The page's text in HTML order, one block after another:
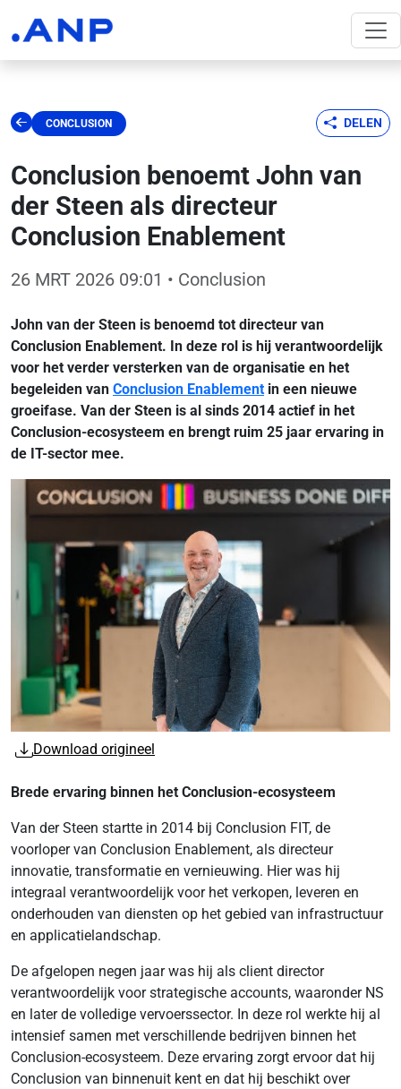
CONCLUSION DELEN
Conclusion benoemt John van
der Steen als directeur
Conclusion Enablement
26 MRT 2026 09:01 • Conclusion
John van der Steen is benoemd tot directeur van
Conclusion Enablement. In deze rol is hij verantwoordelijk
voor het verder versterken van de organisatie en het
begeleiden van Conclusion Enablement in een nieuwe
groeifase. Van der Steen is al sinds 2014 actief in het
Conclusion-ecosysteem en brengt ruim 25 jaar ervaring in
de IT-sector mee.
Download origineel
Brede ervaring binnen het Conclusion-ecosysteem
Van der Steen startte in 2014 bij Conclusion FIT, de
voorloper van Conclusion Enablement, als directeur
innovatie, transformatie en vernieuwing. Hier was hij
integraal verantwoordelijk voor het verkopen, leveren en
onderhouden van diensten op het gebied van infrastructuur
en applicatielandschap.
De afgelopen negen jaar was hij als client director
verantwoordelijk voor strategische accounts, waaronder NS
en later de volledige vervoerssector. In deze rol werkte hij al
intensief samen met verschillende bedrijven binnen het
Conclusion-ecosysteem. Deze ervaring zorgt ervoor dat hij
Conclusion van binnenuit kent en dat hij beschikt over